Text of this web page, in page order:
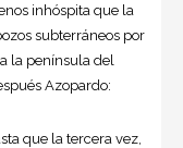
inhóspita que la
subterráneos por
la península del
Azopardo:
que la tercera vez,